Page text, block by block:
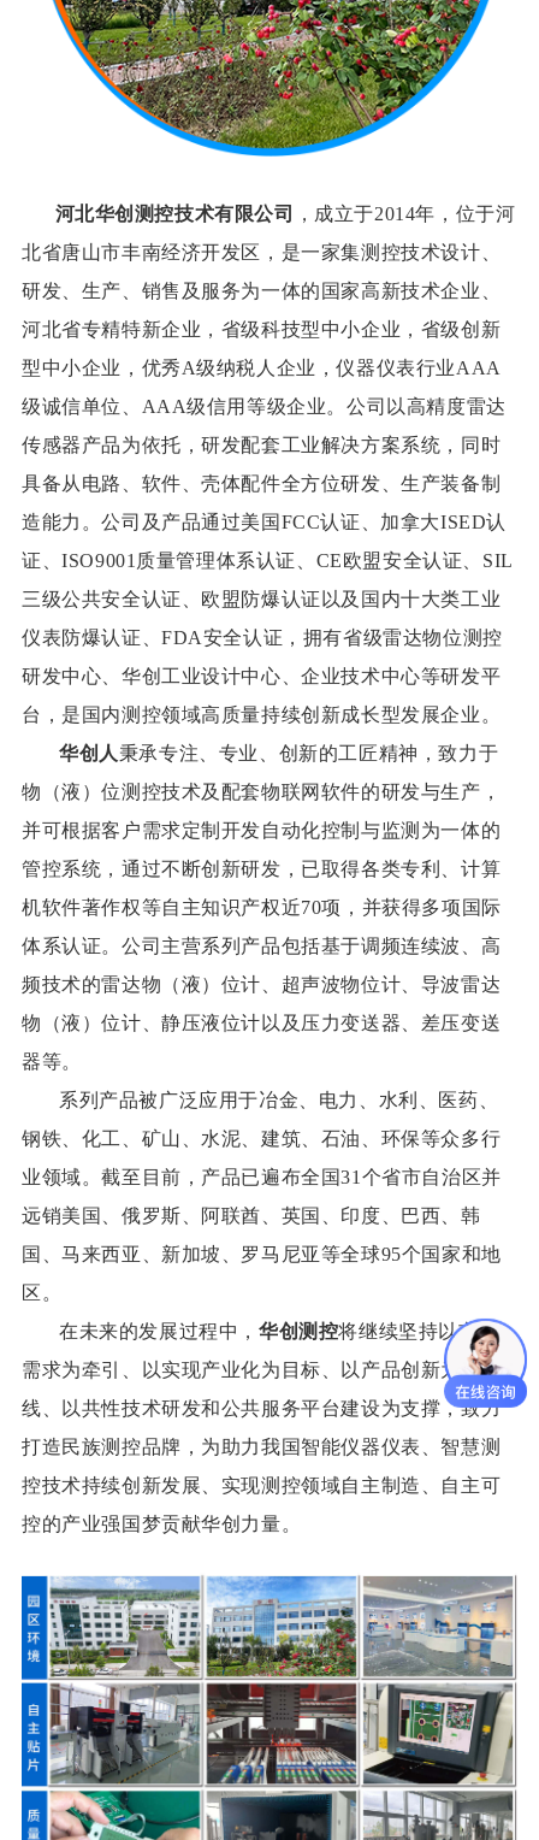
河北华创测控技术有限公司
，成立于2014年，位于河
北省唐山市丰南经济开发区，是一家集测控技术设计、
研发、生产、销售及服务为一体的国家高新技术企业、
河北省专精特新企业，省级科技型中小企业，省级创新
型中小企业，优秀A级纳税人企业，仪器仪表行业AAA
级诚信单位、AAA级信用等级企业。公司以高精度雷达
传感器产品为依托，研发配套工业解决方案系统，同时
具备从电路、软件、壳体配件全方位研发、生产装备制
造能力。公司及产品通过美国FCC认证、加拿大ISED认
证、ISO9001质量管理体系认证、CE欧盟安全认证、SIL
三级公共安全认证、欧盟防爆认证以及国内十大类工业
仪表防爆认证、FDA安全认证，拥有省级雷达物位测控
研发中心、华创工业设计中心、企业技术中心等研发平
台，是国内测控领域高质量持续创新成长型发展企业。
华创人 秉承专注、专业、创新的工匠精神，致力于
物（液）位测控技术及配套物联网软件的研发与生产，
并可根据客户需求定制开发自动化控制与监测为一体的
管控系统，通过不断创新研发，已取得各类专利、计算
机软件著作权等自主知识产权近70项，并获得多项国际
体系认证。公司主营系列产品包括基于调频连续波、高
频技术的雷达物（液）位计、超声波物位计、导波雷达
物（液）位计、静压液位计以及压力变送器、差压变送
器等。
系列产品被广泛应用于冶金、电力、水利、医药、
钢铁、化工、矿山、水泥、建筑、石油、环保等众多行
业领域。截至目前，产品已遍布全国31个省市自治区并
远销美国、俄罗斯、阿联酋、英国、印度、巴西、韩
国、马来西亚、新加坡、罗马尼亚等全球95个国家和地
区。
在未来的发展过程中， 华创测控将继续坚持以市场
需求为牵引、以实现产业化为目标、以产品创新为主
线、以共性技术研发和公共服务平台建设为支撑，致力
打造民族测控品牌，为助力我国智能仪器仪表、智慧测
控技术持续创新发展、实现测控领域自主制造、自主可
控的产业强国梦贡献华创力量。